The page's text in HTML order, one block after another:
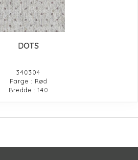
DOTS
340304
Farge : Rød
Bredde : 140